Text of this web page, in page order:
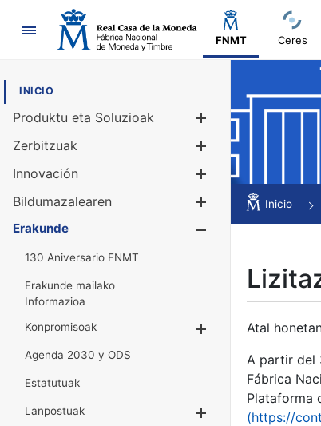
Nabigazioa
FNMT Ceres
INICIO
Produktu eta Soluzioak
Zerbitzuak
Innovación
Bildumazalearen
Erakunde
130 Aniversario FNMT
Erakunde mailako
Informazioa
Konpromisoak
Agenda 2030 y ODS
Estatutuak
Lanpostuak
Inicio
Atal
A partir del
Fábrica
Plataforma
(https://